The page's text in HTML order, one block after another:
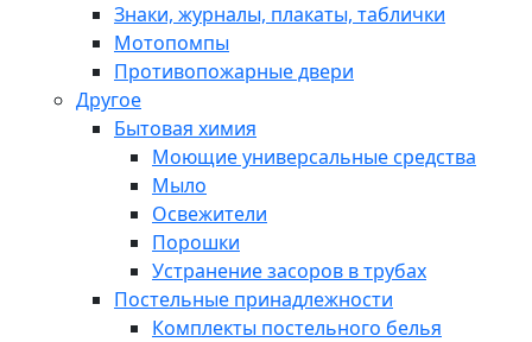
Знаки, журналы, плакаты, таблички
Мотопомпы
Противопожарные двери
Другое
Бытовая химия
Моющие универсальные средства
Мыло
Освежители
Порошки
Устранение засоров в трубах
Постельные принадлежности
Комплекты постельного белья